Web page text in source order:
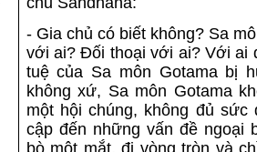
- Gia chủ có biết không? Sa
với ai? Ðối thoại với ai? Với ai
tuệ của Sa môn Gotama bị
không xứ, Sa môn Gotama
một hội chúng, không đủ sức
cập đến những vấn đề ngoại